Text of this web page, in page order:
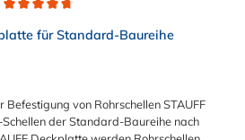
für Standard-Baureihe
Befestigung von Rohrschellen STAUFF
der Standard-Baureihe nach